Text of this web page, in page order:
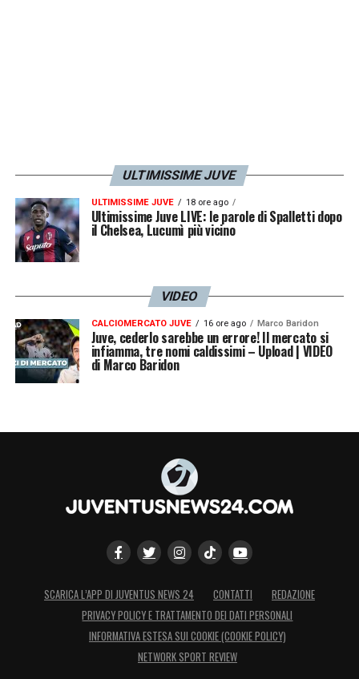
ULTIMISSIME JUVE
ULTIMISSIME JUVE 18 ore ago
Ultimissime Juve LIVE: le parole di Spalletti dopo
il Chelsea, Lucumì più vicino
VIDEO
CALCIOMERCATO JUVE 16 ore ago Marco Baridon
Juve, cederlo sarebbe un errore! Il mercato si
infiamma, tre nomi caldissimi – Upload | VIDEO
di Marco Baridon
SCARICA L’APP DI JUVENTUS NEWS 24 CONTATTI
REDAZIONE
PRIVACY POLICY E TRATTAMENTO DEI DATI PERSONALI
INFORMATIVA ESTESA SUI COOKIE (COOKIE POLICY)
NETWORK SPORT REVIEW